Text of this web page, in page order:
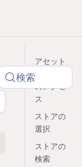
検索
アセット
のアクセ
ス
ストアの
選択
ストアの
検索